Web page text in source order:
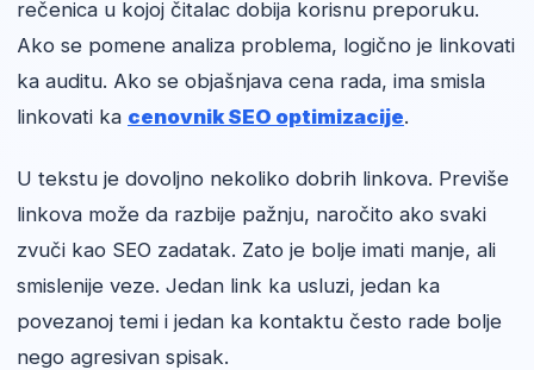
rečenica u kojoj čitalac dobija korisnu preporuku.
Ako se pomene analiza problema, logično je linkovati
ka auditu. Ako se objašnjava cena rada, ima smisla
linkovati ka cenovnik SEO optimizacije.
U tekstu je dovoljno nekoliko dobrih linkova. Previše
linkova može da razbije pažnju, naročito ako svaki
zvuči kao SEO zadatak. Zato je bolje imati manje, ali
smislenije veze. Jedan link ka usluzi, jedan ka
povezanoj temi i jedan ka kontaktu često rade bolje
nego agresivan spisak.